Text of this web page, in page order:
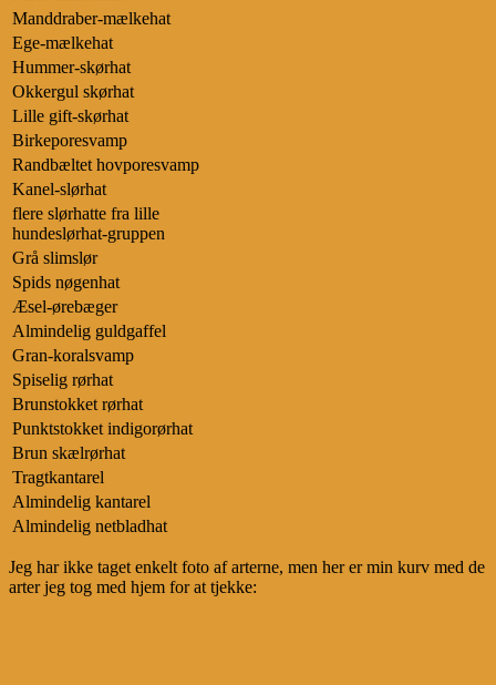
Manddraber-mælkehat
Ege-mælkehat
Hummer-skørhat
Okkergul skørhat
Lille gift-skørhat
Birkeporesvamp
Randbæltet hovporesvamp
Kanel-slørhat
flere slørhatte fra lille
hundeslørhat-gruppen
Grå slimslør
Spids nøgenhat
Æsel-ørebæger
Almindelig guldgaffel
Gran-koralsvamp
Spiselig rørhat
Brunstokket rørhat
Punktstokket indigorørhat
Brun skælrørhat
Tragtkantarel
Almindelig kantarel
Almindelig netbladhat
Jeg har ikke taget enkelt foto af arterne, men her er min kurv med de
arter jeg tog med hjem for at tjekke: